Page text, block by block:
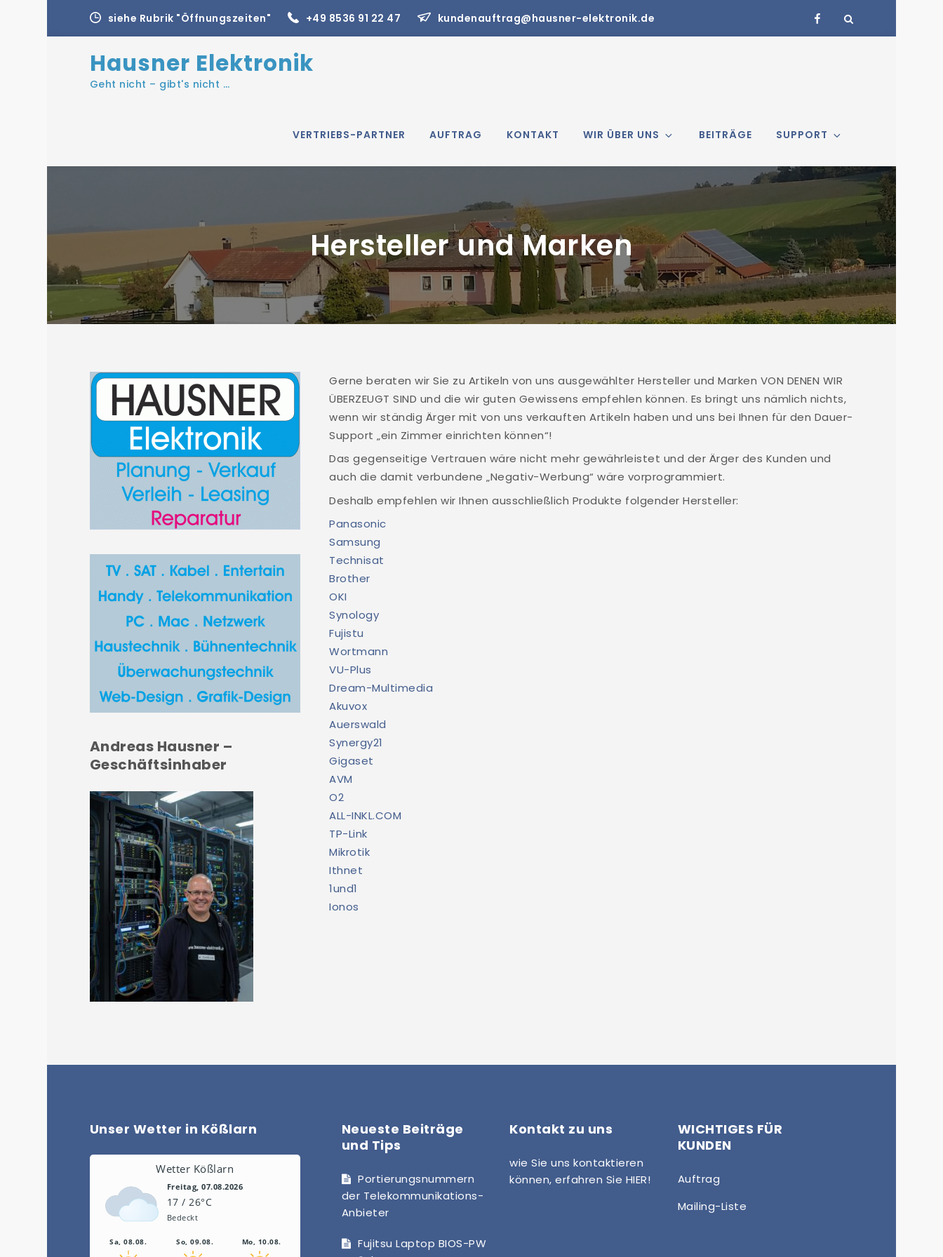
content
siehe Rubrik "Öffnungszeiten" +49 8536 91 22 47 kundenauftrag@hausner-elektronik.de Facebook
Hausner Elektronik
Geht nicht – gibt's nicht …
VERTRIEBS-PARTNER AUFTRAG KONTAKT WIR ÜBER UNS BEITRÄGE SUPPORT
Hersteller und Marken
Gerne beraten wir Sie zu Artikeln von uns ausgewählter Hersteller und Marken VON DENEN WIR
ÜBERZEUGT SIND und die wir guten Gewissens empfehlen können. Es bringt uns nämlich nichts,
wenn wir ständig Ärger mit von uns verkauften Artikeln haben und uns bei Ihnen für den Dauer-
Support „ein Zimmer einrichten können“!
Das gegenseitige Vertrauen wäre nicht mehr gewährleistet und der Ärger des Kunden und
auch die damit verbundene „Negativ-Werbung“ wäre vorprogrammiert.
Deshalb empfehlen wir Ihnen ausschließlich Produkte folgender Hersteller:
Panasonic
Samsung
Technisat
Brother
OKI
Synology
Fujistu
Wortmann
VU-Plus
Dream-Multimedia
Akuvox
Auerswald
Synergy21
Gigaset
AVM
O2
ALL-INKL.COM
TP-Link
Mikrotik
Ithnet
1und1
Ionos
Andreas Hausner –
Geschäftsinhaber
Unser Wetter in Kößlarn
Wetter Kößlarn
Freitag, 07.08.2026
17 / 26°C
Bedeckt
Sa, 08.08. So, 09.08. Mo, 10.08.
Neueste Beiträge
und Tips
Portierungsnummern
der Telekommunikations-
Anbieter
Fujitsu Laptop BIOS-PW
Kontakt zu uns
wie Sie uns kontaktieren
können, erfahren Sie HIER!
WICHTIGES FÜR
KUNDEN
Auftrag
Mailing-Liste